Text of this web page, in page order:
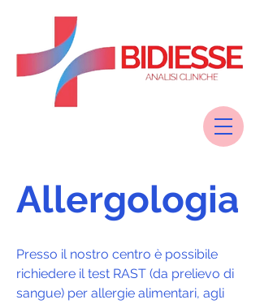
Allergologia
Presso il nostro centro è possibile
richiedere il test RAST (da prelievo di
sangue) per allergie alimentari, agli